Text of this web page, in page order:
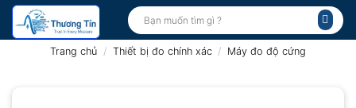
Bỏ
qua
Tìm
kiếm:
Trang chủ / Thiết bị đo chính xác / Máy đo độ cứng